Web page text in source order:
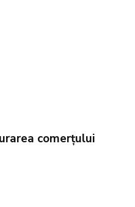
comerţului